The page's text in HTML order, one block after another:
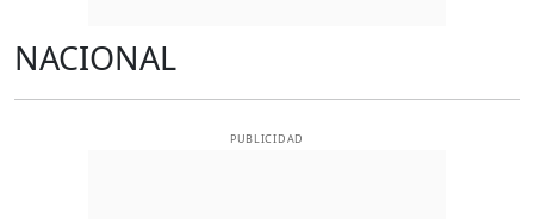
NACIONAL
PUBLICIDAD